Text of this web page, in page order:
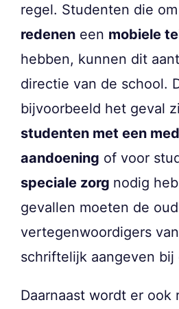
regel. Studenten die om
redenen een mobiele
hebben, kunnen dit
directie van de school.
bijvoorbeeld het geval
studenten met een
aandoening of voor
speciale zorg nodig
gevallen moeten de
vertegenwoordigers
schriftelijk aangeven bij
Daarnaast wordt er ook